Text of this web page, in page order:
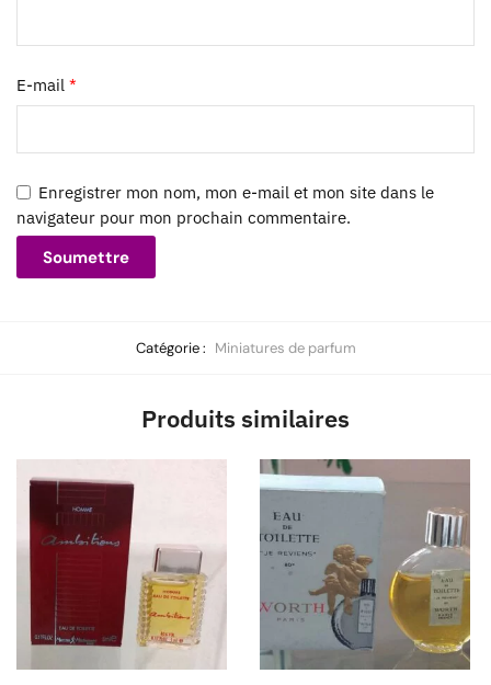
E-mail *
Enregistrer mon nom, mon e-mail et mon site dans le
navigateur pour mon prochain commentaire.
Catégorie : Miniatures de parfum
Produits similaires